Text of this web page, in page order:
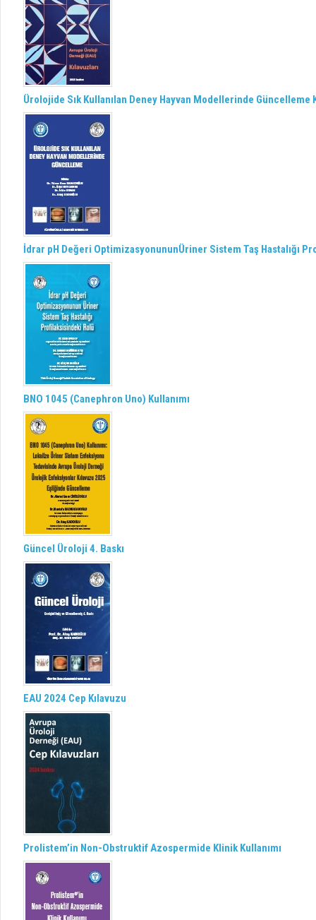
Ürolojide Sık Kullanılan Deney Hayvan Modellerinde Güncelleme
İdrar pH Değeri OptimizasyonununÜriner Sistem Taş Hastalığı
BNO 1045 (Canephron Uno) Kullanımı
Güncel Üroloji 4. Baskı
EAU 2024 Cep Kılavuzu
Prolistem’in Non-Obstruktif Azospermide Klinik Kullanımı